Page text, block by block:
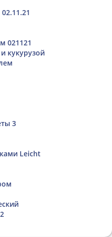
021121
кукурузой
3
Leicht